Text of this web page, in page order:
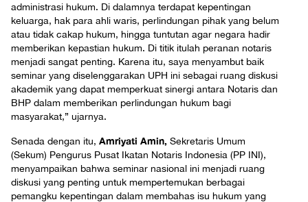
administrasi hukum. Di dalamnya terdapat kepentingan
keluarga, hak para ahli waris, perlindungan pihak yang belum
atau tidak cakap hukum, hingga tuntutan agar negara hadir
memberikan kepastian hukum. Di titik itulah peranan notaris
menjadi sangat penting. Karena itu, saya menyambut baik
seminar yang diselenggarakan UPH ini sebagai ruang diskusi
akademik yang dapat memperkuat sinergi antara Notaris dan
BHP dalam memberikan perlindungan hukum bagi
masyarakat,” ujarnya.
Senada dengan itu, Amriyati Amin, Sekretaris Umum
(Sekum) Pengurus Pusat Ikatan Notaris Indonesia (PP INI),
menyampaikan bahwa seminar nasional ini menjadi ruang
diskusi yang penting untuk mempertemukan berbagai
pemangku kepentingan dalam membahas isu hukum yang